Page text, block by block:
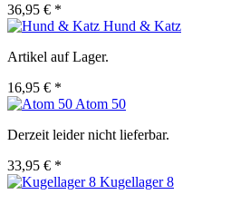
36,95 € *
Hund & Katz
Artikel auf Lager.
16,95 € *
Atom 50
Derzeit leider nicht lieferbar.
33,95 € *
Kugellager 8